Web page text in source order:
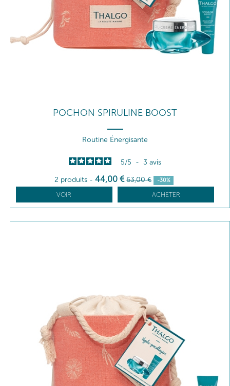
POCHON SPIRULINE BOOST
Routine Énergisante
5/5 - 3 avis
2 produits -44,00 € 63,00 € -30%
VOIR ACHETER